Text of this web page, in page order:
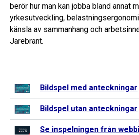
berör hur man kan jobba bland annat
yrkesutveckling,
känsla av sammanhang och
Jarebrant.
Bildspel med anteckningar
Bildspel utan anteckningar
Se inspelningen från